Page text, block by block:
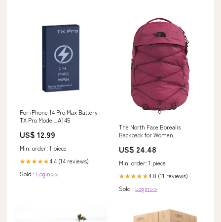
For iPhone 14 Pro Max Battery -
TX Pro Model_A145
US$ 12.99
Min. order: 1 piece
★★★★★4.4 (14 reviews)
Sold : Login>>
The North Face Borealis
Backpack for Women
US$ 24.48
Min. order: 1 piece
★★★★★4.8 (11 reviews)
Sold : Login>>